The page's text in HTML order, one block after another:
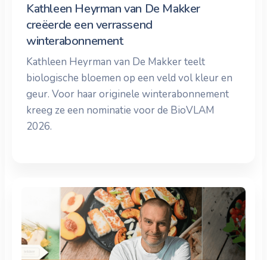
Kathleen Heyrman van De Makker
creëerde een verrassend
winterabonnement
Kathleen Heyrman van De Makker teelt
biologische bloemen op een veld vol kleur en
geur. Voor haar originele winterabonnement
kreeg ze een nominatie voor de BioVLAM
2026.